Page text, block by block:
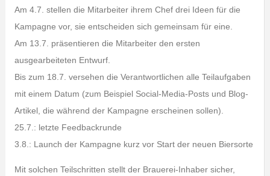
Am 4.7. stellen die Mitarbeiter ihrem Chef drei Ideen für die
Kampagne vor, sie entscheiden sich gemeinsam für eine.
Am 13.7. präsentieren die Mitarbeiter den ersten
ausgearbeiteten Entwurf.
Bis zum 18.7. versehen die Verantwortlichen alle Teilaufgaben
mit einem Datum (zum Beispiel Social-Media-Posts und Blog-
Artikel, die während der Kampagne erscheinen sollen).
25.7.: letzte Feedbackrunde
3.8.: Launch der Kampagne kurz vor Start der neuen Biersorte
Mit solchen Teilschritten stellt der Brauerei-Inhaber sicher,